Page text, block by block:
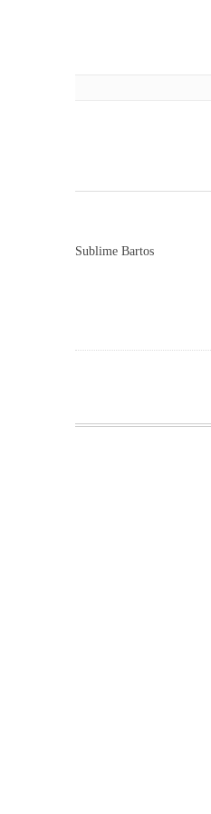
Sublime Bartos